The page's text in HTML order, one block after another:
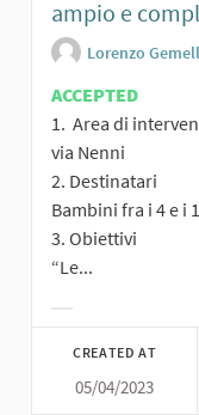
ampio e
Lorenzo
ACCEPTED
1. Area di
via Nenni
2. Destinatari
Bambini fra i 4 e i
3. Obiettivi
“Le...
CREATED AT
05/04/2023